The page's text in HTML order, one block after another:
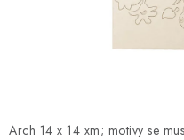
Hodnocení obchodu
Podmínky ochrany osobních
Arch 14 x 14 xm; motivy se